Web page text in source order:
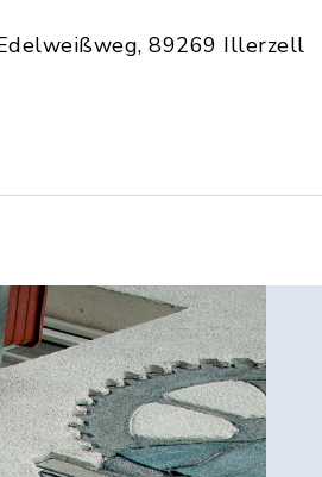
89269 Illerzell